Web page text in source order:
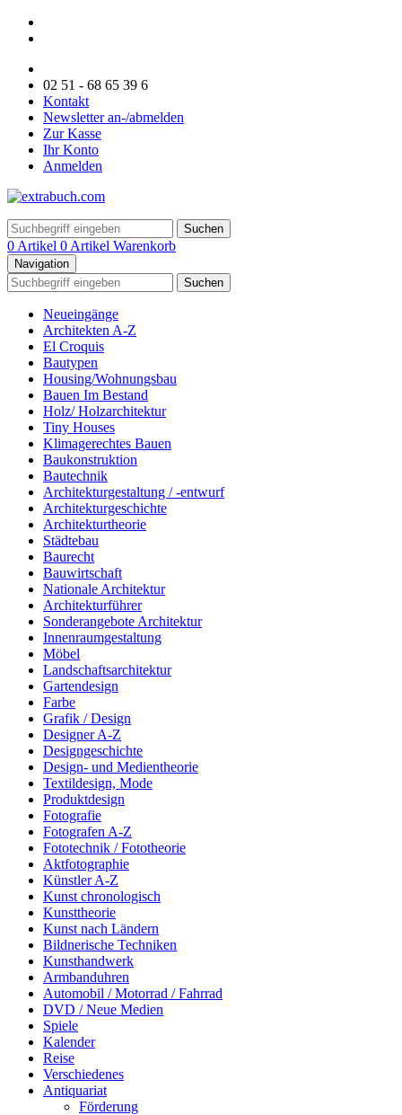
02 51 - 68 65 39 6
Kontakt
Newsletter an-/abmelden
Zur Kasse
Ihr Konto
Anmelden
Suchen
0 Artikel 0 Artikel Warenkorb
Navigation
Suchen
Neueingänge
Architekten A-Z
El Croquis
Bautypen
Housing/Wohnungsbau
Bauen Im Bestand
Holz/ Holzarchitektur
Tiny Houses
Klimagerechtes Bauen
Baukonstruktion
Bautechnik
Architekturgestaltung / -entwurf
Architekturgeschichte
Architekturtheorie
Städtebau
Baurecht
Bauwirtschaft
Nationale Architektur
Architekturführer
Sonderangebote Architektur
Innenraumgestaltung
Möbel
Landschaftsarchitektur
Gartendesign
Farbe
Grafik / Design
Designer A-Z
Designgeschichte
Design- und Medientheorie
Textildesign, Mode
Produktdesign
Fotografie
Fotografen A-Z
Fototechnik / Fototheorie
Aktfotographie
Künstler A-Z
Kunst chronologisch
Kunsttheorie
Kunst nach Ländern
Bildnerische Techniken
Kunsthandwerk
Armbanduhren
Automobil / Motorrad / Fahrrad
DVD / Neue Medien
Spiele
Kalender
Reise
Verschiedenes
Antiquariat
Förderung